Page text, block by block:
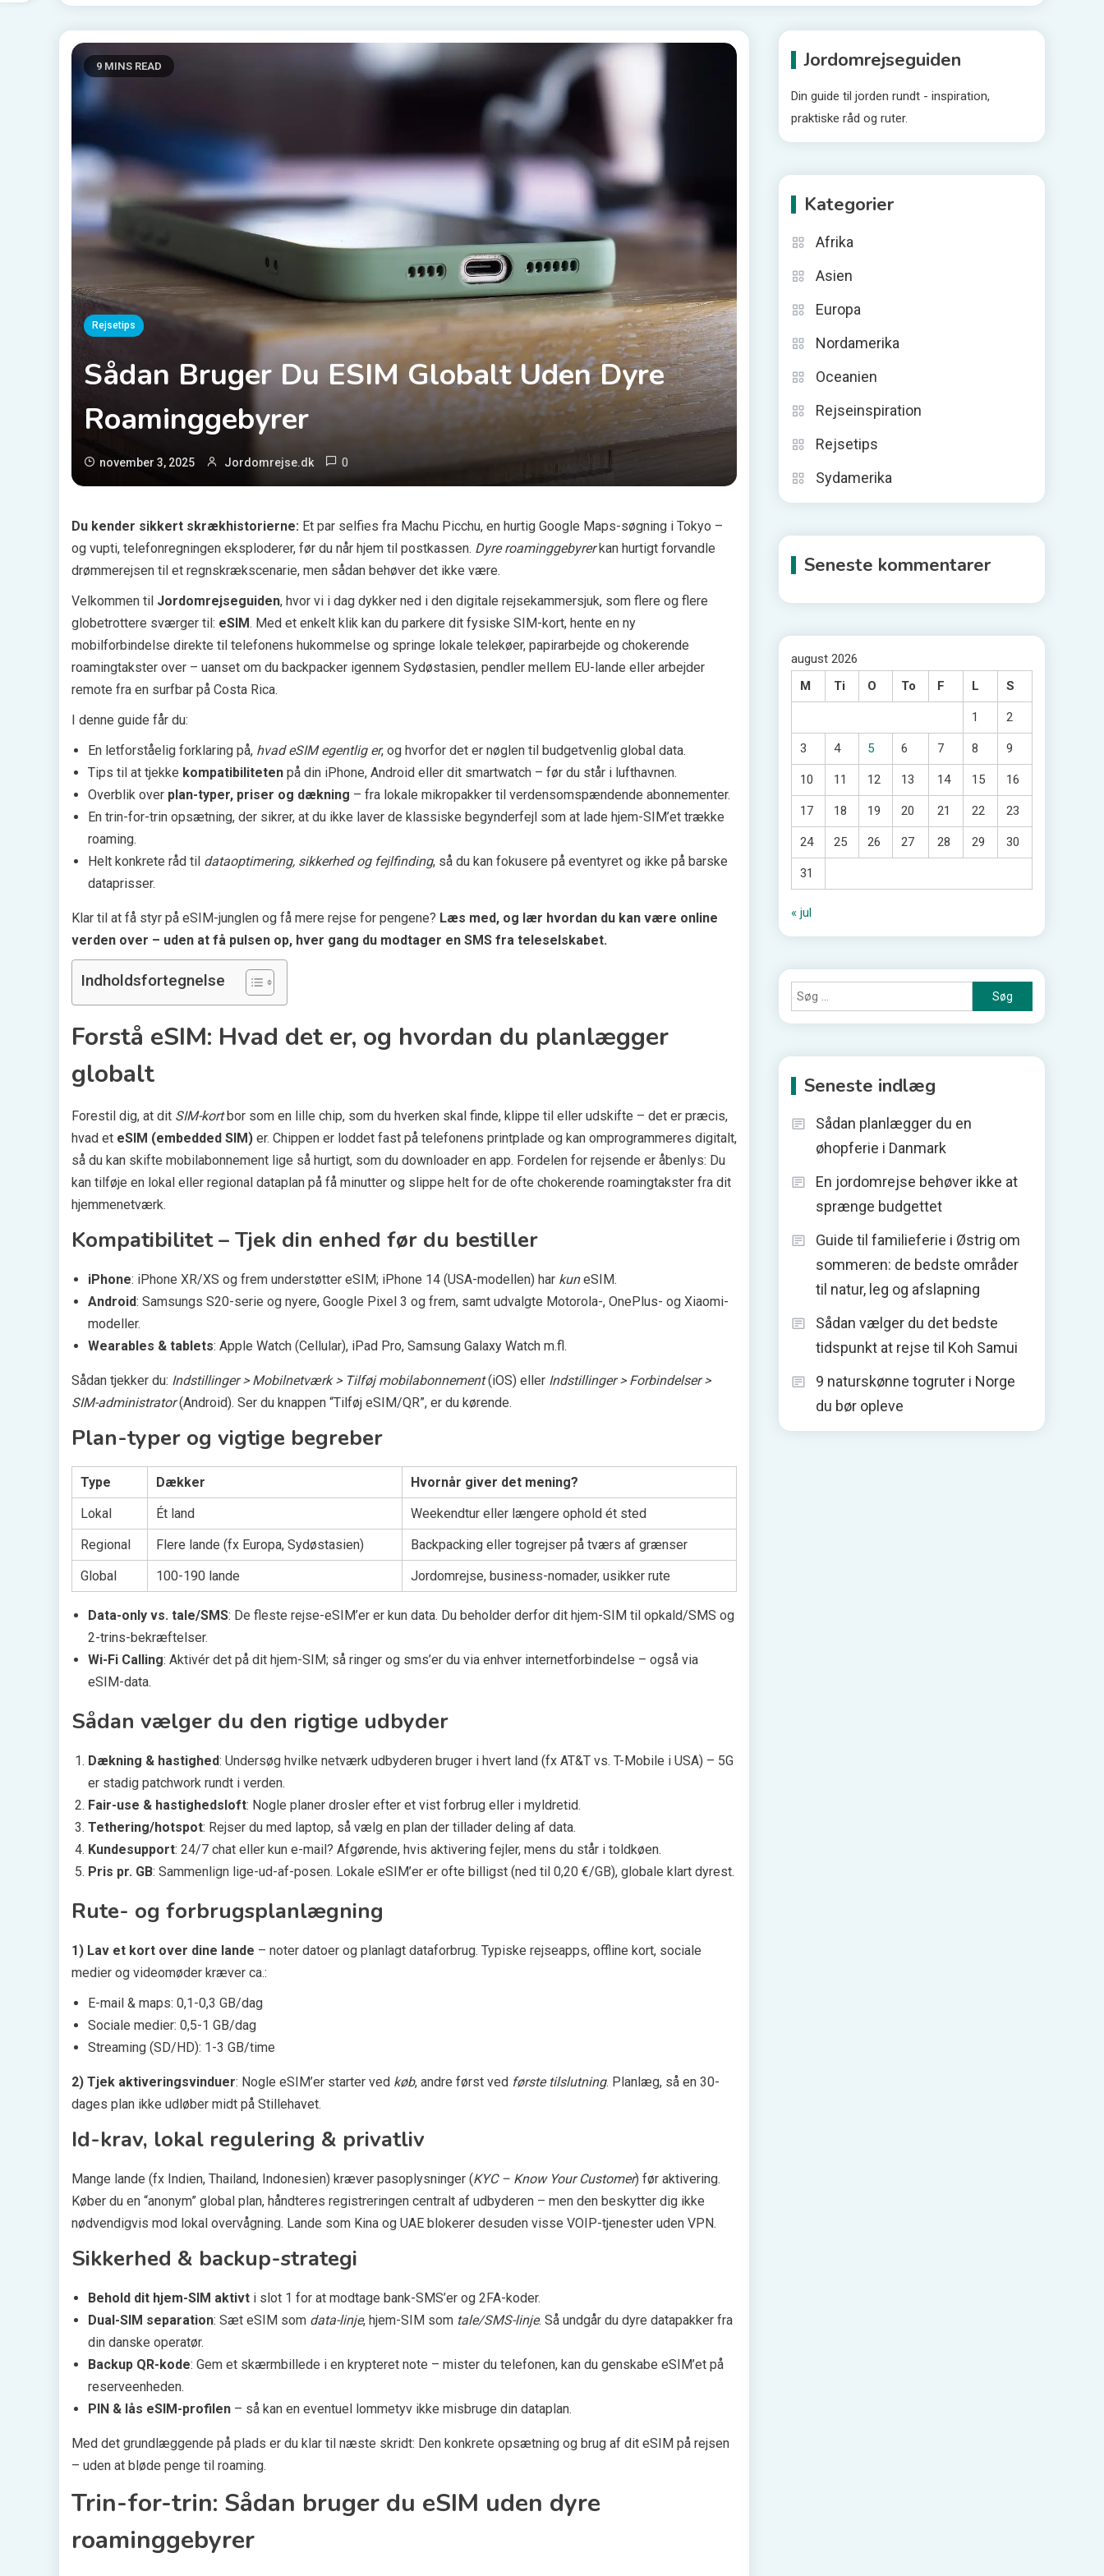
9 MINS READ
Rejsetips
Sådan Bruger Du ESIM Globalt Uden Dyre
Roaminggebyrer
november 3, 2025 Jordomrejse.dk 0
Du kender sikkert skrækhistorierne: Et par selfies fra Machu Picchu, en hurtig Google Maps-søgning i Tokyo –
og vupti, telefonregningen eksploderer, før du når hjem til postkassen. Dyre roaminggebyrerkan hurtigt forvandle
drømmerejsen til et regnskrækscenarie, men sådan behøver det ikke være.
Velkommen til Jordomrejseguiden, hvor vi i dag dykker ned i den digitale rejsekammersjuk, som flere og flere
globetrottere sværger til: eSIM. Med et enkelt klik kan du parkere dit fysiske SIM-kort, hente en ny
mobilforbindelse direkte til telefonens hukommelse og springe lokale telekøer, papirarbejde og chokerende
roamingtakster over – uanset om du backpacker igennem Sydøstasien, pendler mellem EU-lande eller arbejder
remote fra en surfbar på Costa Rica.
I denne guide får du:
En letforståelig forklaring på, hvad eSIM egentlig er, og hvorfor det er nøglen til budgetvenlig global data.
Tips til at tjekke kompatibiliteten på din iPhone, Android eller dit smartwatch – før du står i lufthavnen.
Overblik over plan-typer, priser og dækning – fra lokale mikropakker til verdensomspændende abonnementer.
En trin-for-trin opsætning, der sikrer, at du ikke laver de klassiske begynderfejl som at lade hjem-SIM’et trække
roaming.
Helt konkrete råd til dataoptimering, sikkerhed og fejlfinding, så du kan fokusere på eventyret og ikke på barske
dataprisser.
Klar til at få styr på eSIM-junglen og få mere rejse for pengene? Læs med, og lær hvordan du kan være online
verden over – uden at få pulsen op, hver gang du modtager en SMS fra teleselskabet.
Indholdsfortegnelse
Forstå eSIM: Hvad det er, og hvordan du planlægger
globalt
Forestil dig, at dit SIM-kortbor som en lille chip, som du hverken skal finde, klippe til eller udskifte – det er præcis,
hvad et eSIM (embedded SIM) er. Chippen er loddet fast på telefonens printplade og kan omprogrammeres digitalt,
så du kan skifte mobilabonnement lige så hurtigt, som du downloader en app. Fordelen for rejsende er åbenlys: Du
kan tilføje en lokal eller regional dataplan på få minutter og slippe helt for de ofte chokerende roamingtakster fra dit
hjemmenetværk.
Kompatibilitet – Tjek din enhed før du bestiller
iPhone: iPhone XR/XS og frem understøtter eSIM; iPhone 14 (USA-modellen) har kuneSIM.
Android: Samsungs S20-serie og nyere, Google Pixel 3 og frem, samt udvalgte Motorola-, OnePlus- og Xiaomi-
modeller.
Wearables & tablets: Apple Watch (Cellular), iPad Pro, Samsung Galaxy Watch m.fl.
Sådan tjekker du: Indstillinger > Mobilnetværk > Tilføj mobilabonnement(iOS) eller Indstillinger > Forbindelser >
SIM-administrator(Android). Ser du knappen “Tilføj eSIM/QR”, er du kørende.
Plan-typer og vigtige begreber
Type Dækker
Hvornår giver det mening?
Lokal
Ét land
Weekendtur eller længere ophold ét sted
Regional
Flere lande (fx Europa, Sydøstasien)
Backpacking eller togrejser på tværs af grænser
Global
100-190 lande Jordomrejse, business-nomader, usikker rute
Data-only vs. tale/SMS: De fleste rejse-eSIM’er er kun data. Du beholder derfor dit hjem-SIM til opkald/SMS og
2-trins-bekræftelser.
Wi-Fi Calling: Aktivér det på dit hjem-SIM; så ringer og sms’er du via enhver internetforbindelse – også via
eSIM-data.
Sådan vælger du den rigtige udbyder
Dækning & hastighed: Undersøg hvilke netværk udbyderen bruger i hvert land (fx AT&T vs. T-Mobile i USA) – 5G
er stadig patchwork rundt i verden.
Fair-use & hastighedsloft: Nogle planer drosler efter et vist forbrug eller i myldretid.
Tethering/hotspot: Rejser du med laptop, så vælg en plan der tillader deling af data.
Kundesupport: 24/7 chat eller kun e-mail? Afgørende, hvis aktivering fejler, mens du står i toldkøen.
Pris pr. GB: Sammenlign lige-ud-af-posen. Lokale eSIM’er er ofte billigst (ned til 0,20 €/GB), globale klart dyrest.
Rute- og forbrugsplanlægning
1) Lav et kort over dine lande – noter datoer og planlagt dataforbrug. Typiske rejseapps, offline kort, sociale
medier og videomøder kræver ca.:
E-mail & maps: 0,1-0,3 GB/dag
Sociale medier: 0,5-1 GB/dag
Streaming (SD/HD): 1-3 GB/time
2) Tjek aktiveringsvinduer: Nogle eSIM’er starter ved køb, andre først ved første tilslutning. Planlæg, så en 30-
dages plan ikke udløber midt på Stillehavet.
Id-krav, lokal regulering & privatliv
Mange lande (fx Indien, Thailand, Indonesien) kræver pasoplysninger (KYC – Know Your Customer) før aktivering.
Køber du en “anonym” global plan, håndteres registreringen centralt af udbyderen – men den beskytter dig ikke
nødvendigvis mod lokal overvågning. Lande som Kina og UAE blokerer desuden visse VOIP-tjenester uden VPN.
Sikkerhed & backup-strategi
Behold dit hjem-SIM aktivt i slot 1 for at modtage bank-SMS’er og 2FA-koder.
Dual-SIM separation: Sæt eSIM som data-linje, hjem-SIM som tale/SMS-linje. Så undgår du dyre datapakker fra
din danske operatør.
Backup QR-kode: Gem et skærmbillede i en krypteret note – mister du telefonen, kan du genskabe eSIM’et på
reserveenheden.
PIN & lås eSIM-profilen – så kan en eventuel lommetyv ikke misbruge din dataplan.
Med det grundlæggende på plads er du klar til næste skridt: Den konkrete opsætning og brug af dit eSIM på rejsen
– uden at bløde penge til roaming.
Trin-for-trin: Sådan bruger du eSIM uden dyre
roaminggebyrer
Jordomrejseguiden
Din guide til jorden rundt - inspiration,
praktiske råd og ruter.
Kategorier
Afrika
Asien
Europa
Nordamerika
Oceanien
Rejseinspiration
Rejsetips
Sydamerika
Seneste kommentarer
august 2026
M
Ti O To F L S
1 2
3 4 5 6 7 8 9
10 11 12 13 14 15 16
17 18 19 20 21 22 23
24 25 26 27 28 29 30
31
« jul
Søg
efter:
Seneste indlæg
Sådan planlægger du en
øhopferie i Danmark
En jordomrejse behøver ikke at
sprænge budgettet
Guide til familieferie i Østrig om
sommeren: de bedste områder
til natur, leg og afslapning
Sådan vælger du det bedste
tidspunkt at rejse til Koh Samui
9 naturskønne togruter i Norge
du bør opleve